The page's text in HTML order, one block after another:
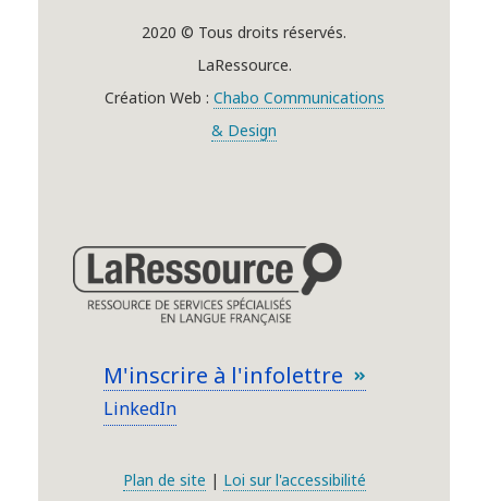
2020 © Tous droits réservés.
LaRessource.
Création Web : Chabo Communications
& Design
M'inscrire à l'infolettre
LinkedIn
Plan de site | Loi sur l'accessibilité